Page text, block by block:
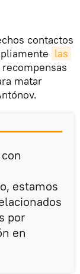
contactos
las
matar
estamos
por
en